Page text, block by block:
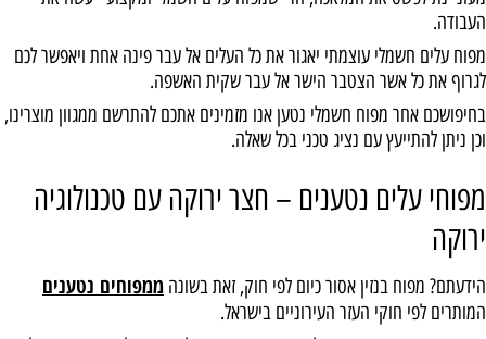
העבודה.
מפוח עלים חשמלי עוצמתי יאגור את כל העלים אל עבר פינה אחת ויאפשר לכם
לגרוף את כל אשר הצטבר הישר אל עבר שקית האשפה.
בחיפושכם אחר מפוח חשמלי נטען אנו מזמינים אתכם להתרשם ממגוון מוצרינו,
וכן ניתן להתייעץ עם נציג טכני בכל שאלה.
מפוחי עלים נטענים – חצר ירוקה עם טכנולוגיה
ירוקה
הידעתם? מפוח בנזין אסור כיום לפי חוק, זאת בשונה ממפוחים נטענים
המותרים לפי חוקי העזר העירוניים בישראל.